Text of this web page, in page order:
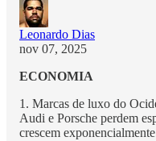
Leonardo Dias
nov 07, 2025
ECONOMIA
1. Marcas de luxo do
Audi e Porsche perdem
crescem